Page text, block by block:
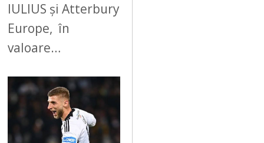
IULIUS și Atterbury
Europe, în
valoare…